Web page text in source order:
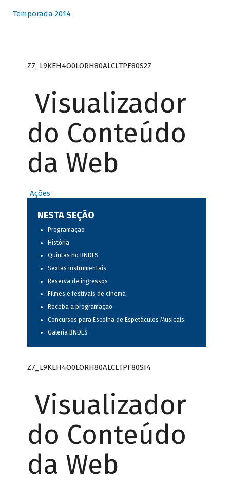
Temporada 2014
Z7_L9KEH4O0LORH80ALCLTPF80S27
Visualizador
do Conteúdo
da Web
Ações
NESTA SEÇÃO
Programação
História
Quintas no BNDES
Sextas instrumentais
Reserva de ingressos
Filmes e festivais de cinema
Receba a programação
Concursos para Escolha de Espetáculos Musicais
Galeria BNDES
Z7_L9KEH4O0LORH80ALCLTPF80SI4
Visualizador
do Conteúdo
da Web